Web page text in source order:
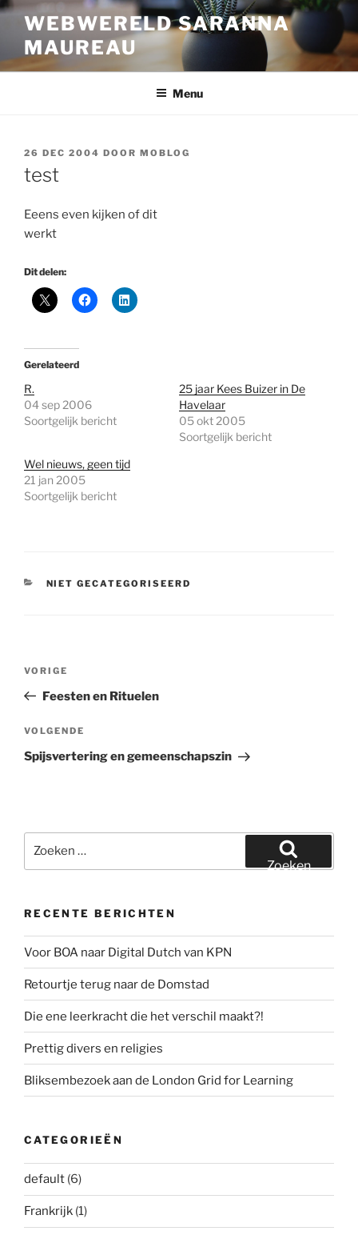
Ga
inhoud
WEBWERELD SARANNA
MAUREAU
Menu
GEPLAATST
OP
26 DEC 2004 DOOR MOBLOG
test
Eeens even kijken of dit
werkt
Dit delen:
Gerelateerd
R.
04 sep 2006
Soortgelijk bericht
25 jaar Kees Buizer in De
Havelaar
05 okt 2005
Soortgelijk bericht
Wel nieuws, geen tijd
21 jan 2005
Soortgelijk bericht
CATEGORIEËN
NIET GECATEGORISEERD
Vorig
bericht
VORIGE
Feesten en Rituelen
Volgend
bericht
VOLGENDE
Spijsvertering en gemeenschapszin
naar:
Zoeken
RECENTE BERICHTEN
Voor BOA naar Digital Dutch van KPN
Retourtje terug naar de Domstad
Die ene leerkracht die het verschil maakt?!
Prettig divers en religies
Bliksembezoek aan de London Grid for Learning
CATEGORIEËN
default (6)
Frankrijk (1)